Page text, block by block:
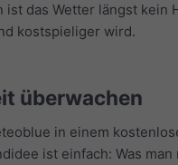
das Wetter längst
kostspieliger wird.
überwachen
in einem
ist einfach: Was